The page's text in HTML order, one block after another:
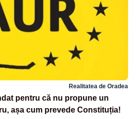
Realitatea de Oradea
pentru că nu propune un
așa cum prevede Constituția!